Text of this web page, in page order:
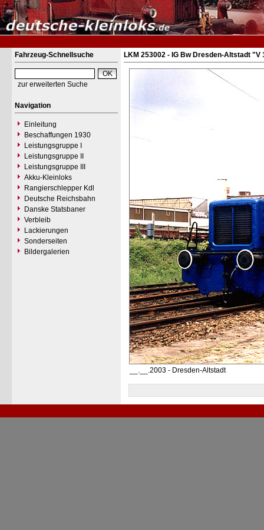
Fahrzeug-Schnellsuche
zur erweiterten Suche
Navigation
Einleitung
Beschaffungen 1930
Leistungsgruppe I
Leistungsgruppe II
Leistungsgruppe III
Akku-Kleinloks
Rangierschlepper Kdl
Deutsche Reichsbahn
Danske Statsbaner
Verbleib
Lackierungen
Sonderseiten
Bildergalerien
LKM 253002 - IG Bw Dresden-Altstadt "V
__.__.2003 - Dresden-Altstadt